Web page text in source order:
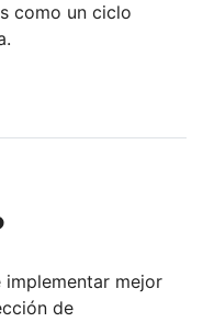
como un ciclo
implementar mejor
de